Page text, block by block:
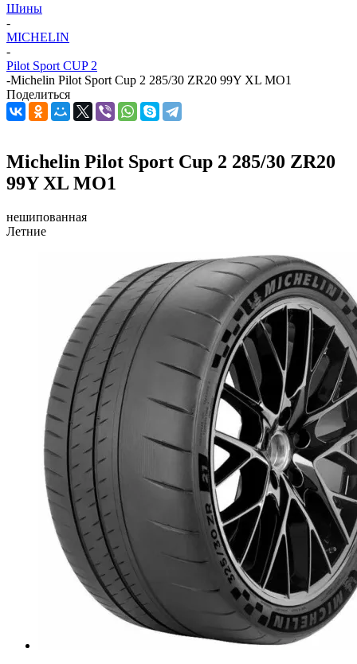
Шины
-
MICHELIN
-
Pilot Sport CUP 2
-Michelin Pilot Sport Cup 2 285/30 ZR20 99Y XL MO1
Поделиться
Michelin Pilot Sport Cup 2 285/30 ZR20
99Y XL MO1
нешипованная
Летние